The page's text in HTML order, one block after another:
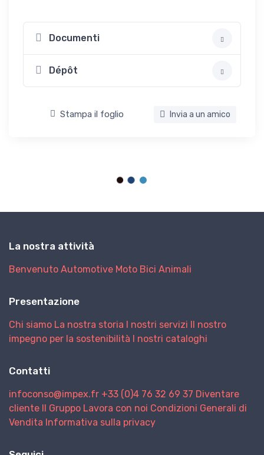
Documenti
Dépôt
Stampa il foglio Invia a un amico
La nostra attività
Benvenuto Automotive Moto Bici Animali
Presentazione
Chi siamo La nostra storia I nostri servizi Il nostro
impegno per la sostenibilità I nostri cataloghi
Contatti
infoconso@impex.fr +33 (0)4 76 32 69 37 Diventare
cliente Il Gruppo Lavora con noi Condizioni Generali di
Vendita Informativa sulla privacy